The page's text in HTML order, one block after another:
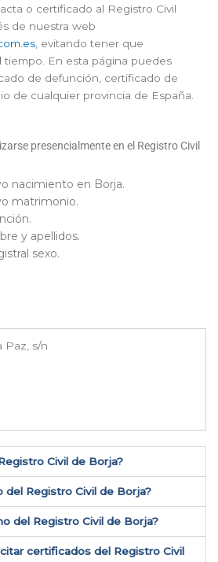
o certificado al Registro Civil
de nuestra web
, evitando tener que
tiempo. En esta página puedes
de defunción, certificado de
de cualquier provincia de España.
presencialmente en el Registro Civil
nacimiento en Borja.
matrimonio.
y apellidos.
sexo.
Paz, s/n
Civil de Borja​?
del Registro Civil de Borja?
del Registro Civil de Borja​?
certificados del Registro Civil